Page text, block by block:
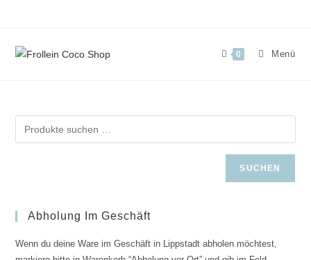
0 Menü
SUCHEN
Abholung Im Geschäft
Wenn du deine Ware im Geschäft in Lippstadt abholen möchtest,